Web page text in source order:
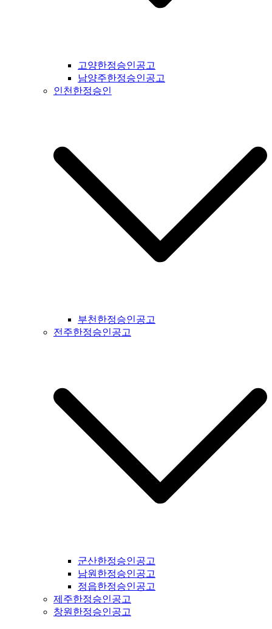
지공고 #영광군일간지공고 #신안군일간지공고 #진도군일간지
송군일간지공고 #영덕군일간지공고 #군위군일간지공고 #김천
시일간지공고 #구미시일간지공고 #칠곡군일간지공고 #성주군
일간지공고 #포항시일간지공고 #영천시일간지공고 #경주시일
공고 #경남일간지공고 #거창군일간지공고 #합천군일간지공고
#창녕군일간지공고 #밀양시일간지공고 #김해시일간지공고 #
창원시일간지공고 #의령군일간지공고 #진주시일간지공고 #하
동군일간지공고 #사천시일간지공고 #고성군일간지공고 #거제
시일간지공고 #통영군일간지공고 #남해군일간지공고 #제주도
일간지공고 #서귀포시일간지공고
고양한정승인공고
남양주한정승인공고
인천한정승인
부천한정승인공고
전주한정승인공고
군산한정승인공고
남원한정승인공고
정읍한정승인공고
제주한정승인공고
창원한정승인공고